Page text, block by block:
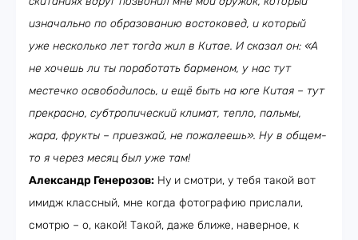
изначально по образованию востоковед, и который
уже несколько лет тогда жил в Китае. И сказал он: «А
не хочешь ли ты поработать барменом, у нас тут
местечко освободилось, и ещё быть на юге Китая – тут
прекрасно, субтропический климат, тепло, пальмы,
жара, фрукты – приезжай, не пожалеешь». Ну в общем-
то я через месяц был уже там!
Александр Генерозов: Ну и смотри, у тебя такой вот
имидж классный, мне когда фотографию прислали,
смотрю – о, какой! Такой, даже ближе, наверное, к